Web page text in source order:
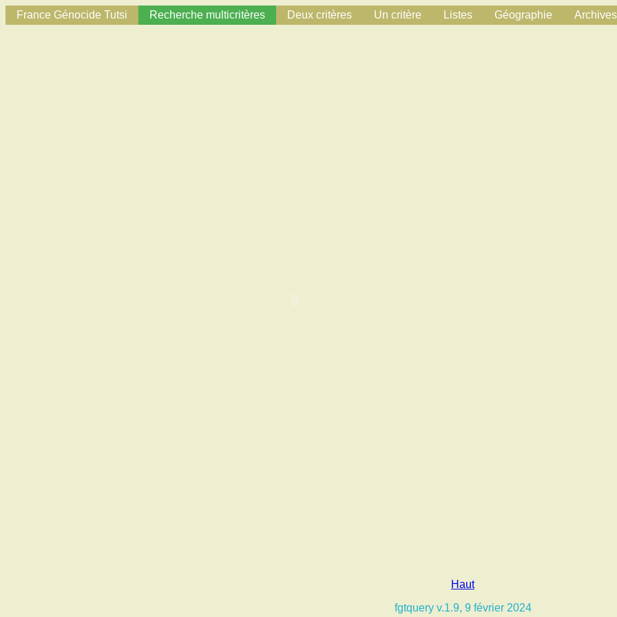
France Génocide Tutsi Recherche multicritères Deux critères Un critère Listes Géographie Archives
Haut
fgtquery v.1.9, 9 février 2024